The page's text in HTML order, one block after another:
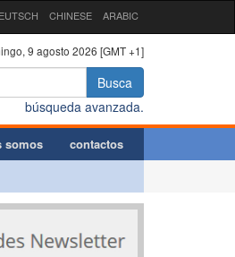
CHINESE ARABIC
9 agosto 2026 [GMT +1]
Busca
búsqueda avanzada.
somos contactos